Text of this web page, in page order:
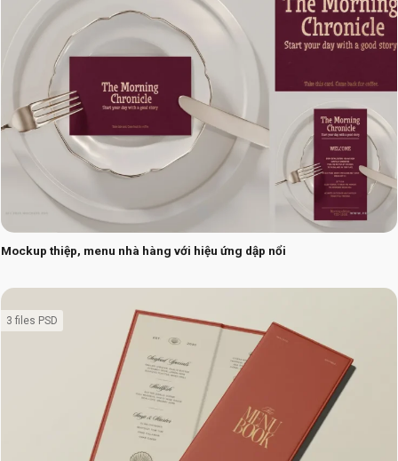
Mockup thiệp, menu nhà hàng với hiệu ứng dập nổi
3 files PSD